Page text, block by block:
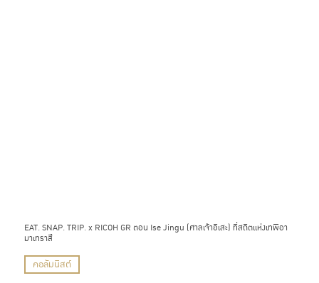
EAT. SNAP. TRIP. x RICOH GR ตอน Ise Jingu (ศาลเจ้าอิเสะ) ที่สถิตแห่งเทพีอา
มาเทราสึ
คอลัมนิสต์